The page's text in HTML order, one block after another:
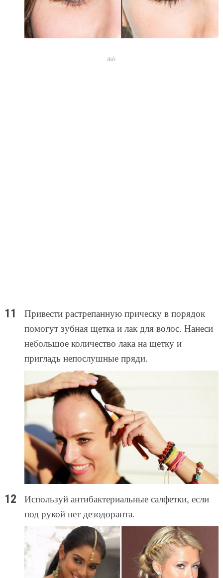
Ads
Привести растрепанную прическу в порядок
помогут зубная щетка и лак для волос. Нанеси
небольшое количество лака на щетку и
пригладь непослушные пряди.
Используй антибактериальные салфетки, если
под рукой нет дезодоранта.